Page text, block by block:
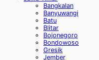
Bangkalan
Banyuwangi
Batu
Blitar
Bojonegoro
Bondowoso
Gresik
Jember